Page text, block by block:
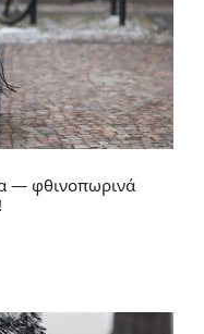
— φθινοπωρινά